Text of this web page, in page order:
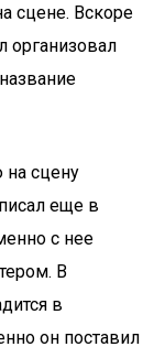
сцене. Вскоре
организовал
сцену
еще в
с нее
В
в
он поставил